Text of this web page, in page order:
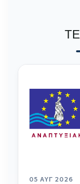
05 ΑΥΓ 2026